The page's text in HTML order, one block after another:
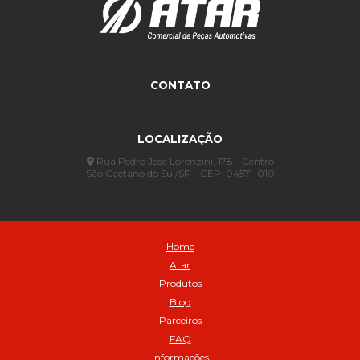
Anel para Vedação OR 335 Importado - Cod 01771
Anel para Vedação OR 339 - Cod 01772
Anel para Vedação OR 451 - Cod 01775
Assentador de Talão Pneu sem Câmara - Cod 01558
Automático para compressor 125 a 175 libras - Cod 02206
Avental de Raspa sem Emenda 1,2mt - Cod 01925
Balanceamento automatico SBBA - 282 pacote com 282g - Cod
Balanceamento Automático SBBA 113 Pacote com 113g - Cod 03197
Balanceamento Automático SBBA- 340 Pacote com 340g - Cod
CONTATO
LOCALIZAÇÃO
Rua Pedro José Lorenzini, 178 - Centro
São Caetano do Sul/SP - CEP: 04571-010
Home
Atar
Produtos
Blog
Parceiros
FAQ
Informações